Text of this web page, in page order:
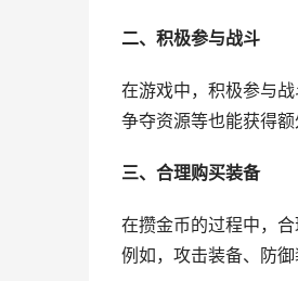
二、积极参与战斗
在游戏中，积极参与
争夺资源等也能获得额
三、合理购买装备
在攒金币的过程中，
例如，攻击装备、防御